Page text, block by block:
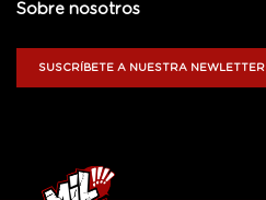
Sobre nosotros
SUSCRÍBETE A NUESTRA NEWLETTER